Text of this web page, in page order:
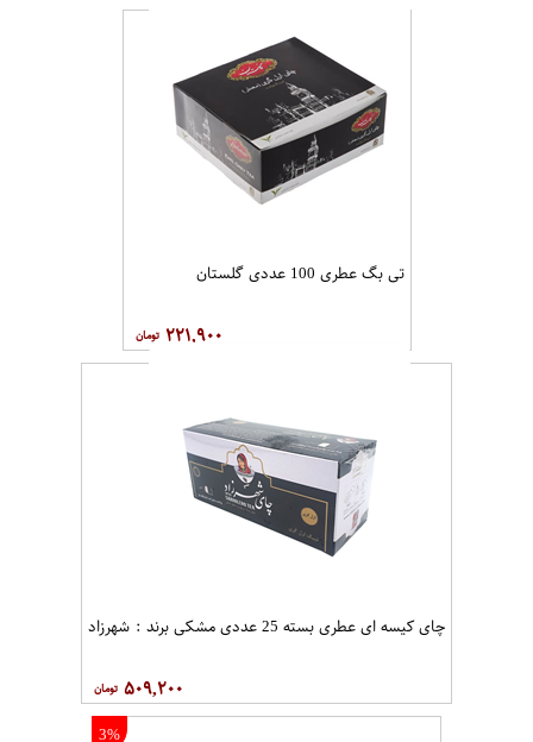
تی بگ عطری 100 عددی گلستان
۲۲۱,۹۰۰
چای کیسه ای عطری بسته 25 عددی مشکی برند : شهرزاد
۵۰۹,۲۰۰
3%